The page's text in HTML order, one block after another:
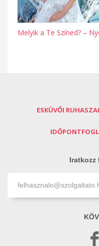
Melyik a Te Színed? –
ESKÜVŐI
Iratkozz